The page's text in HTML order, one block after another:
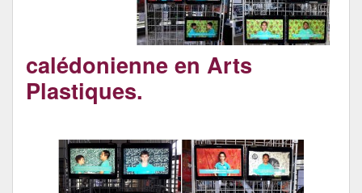
calédonienne en Arts
Plastiques.